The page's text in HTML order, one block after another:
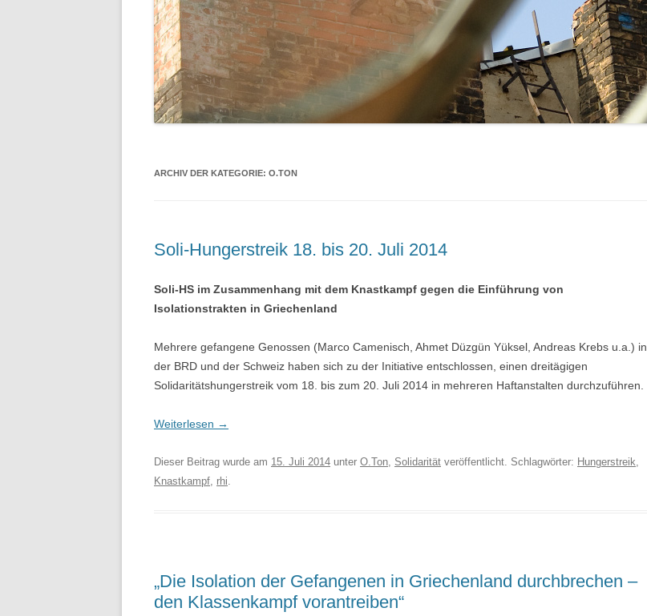
ARCHIV DER KATEGORIE: O.TON
Soli-Hungerstreik 18. bis 20. Juli 2014
Soli-HS im Zusammenhang mit dem Knastkampf gegen die Einführung von
Isolationstrakten in Griechenland
Mehrere gefangene Genossen (Marco Camenisch, Ahmet Düzgün Yüksel, Andreas Krebs u.a.) in
der BRD und der Schweiz haben sich zu der Initiative entschlossen, einen dreitägigen
Solidaritätshungerstreik vom 18. bis zum 20. Juli 2014 in mehreren Haftanstalten durchzuführen.
Weiterlesen →
Dieser Beitrag wurde am 15. Juli 2014 unter O.Ton, Solidarität veröffentlicht. Schlagwörter: Hungerstreik,
Knastkampf, rhi.
„Die Isolation der Gefangenen in Griechenland durchbrechen –
den Klassenkampf vorantreiben“